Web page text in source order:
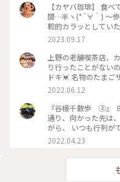
【カヤバ珈琲】 食べて、
間…半ヽ(*´∀｀) 〜歩
較的カラッとしてい
チsetとドーナツを
い ひたすら真っ直ぐ
琲さんが見える👀
500mも通り過ぎて
なかったので（笑）
うと思っていた 「カ
叶い 「谷中ジンジ
ールを頂くことが多
る💨💨💨 ガムシロッ
様な(● ˃̶͈̀ロ˂̶͈́)੭ꠥ⁾⁾ その
バ珈琲 #秋さんぽ #
立てたところへひと
2023.09.17
上野の老舗喫茶店、
り行ったことがない
ドキ💓 名物のたまご
♪ たまごがフワフワ
キは甘さ控えめで、
わい☺️ どちらもとて
サンド #ミルクセー
ことりっぷ
2022.06.12
『谷根千散歩 ②』 ８：２０頃。 目的地に到着。 谷中霊園を
通り、向かった先は
がら、 いつも行列がで
は、前日に、 ８：３０に、ネ
周りの様子を見ると
ておいて良かったなと思いました
ド✨✨ 本日のフレッ
す。 本日のスープを
2022.04.23